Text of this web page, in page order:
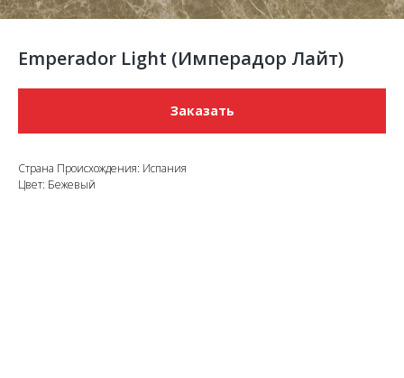
Emperador Light (Имперадор Лайт)
Заказать
Страна Происхождения: Испания
Цвет: Бежевый